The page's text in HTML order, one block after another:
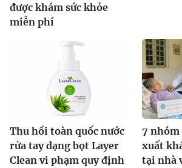
được khám sức khỏe
miễn phí
Thu hồi toàn quốc nước
rửa tay dạng bọt Layer
Clean vi phạm quy định
7 nhóm
xuất
tại nhà